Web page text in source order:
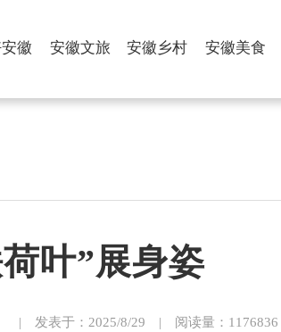
徽 安徽文旅 安徽乡村 安徽美食
叶”展身姿
| 发表于：2025/8/29 | 阅读量：1176836